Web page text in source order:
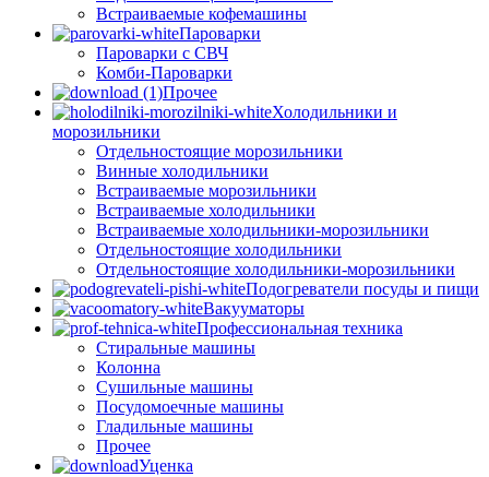
Встраиваемые кофемашины
Пароварки
Пароварки с СВЧ
Комби-Пароварки
Прочее
Холодильники и
морозильники
Отдельностоящие морозильники
Винные холодильники
Встраиваемые морозильники
Встраиваемые холодильники
Встраиваемые холодильники-морозильники
Отдельностоящие холодильники
Отдельностоящие холодильники-морозильники
Подогреватели посуды и пищи
Вакууматоры
Профессиональная техника
Стиральные машины
Колонна
Сушильные машины
Посудомоечные машины
Гладильные машины
Прочее
Уценка